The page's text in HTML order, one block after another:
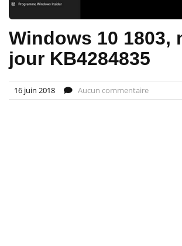
Windows 10 1803,
jour KB4284835
16 juin 2018 Aucun commentaire